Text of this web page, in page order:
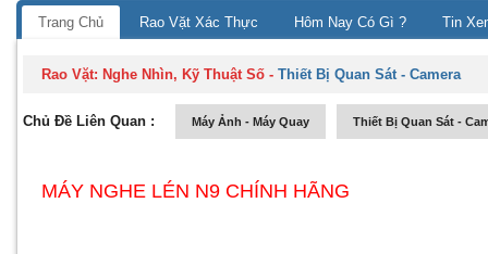
Trang Chủ Rao Vặt Xác Thực Hôm Nay Có Gì ? Tin
Rao Vặt: Nghe Nhìn, Kỹ Thuật Số -Thiết Bị Quan Sát - Camera
Chủ Đề Liên Quan : Máy Ảnh - Máy Quay Thiết Bị Quan Sát -
MÁY NGHE LÉN N9 CHÍNH HÃNG